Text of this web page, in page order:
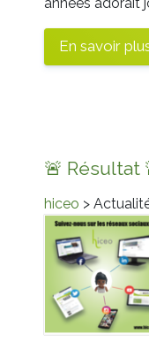
En savoir
🚨 Résultat
hiceo >